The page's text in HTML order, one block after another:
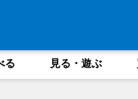
る 見る・遊ぶ